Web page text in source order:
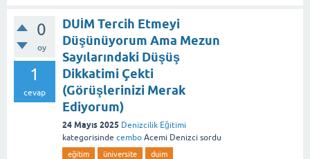
0
oy
1
cevap
DUİM Tercih Etmeyi
Düşünüyorum Ama Mezun
Sayılarındaki Düşüş
Dikkatimi Çekti
(Görüşlerinizi Merak
Ediyorum)
24 Mayıs 2025 Denizcilik Eğitimi
kategorisinde cembo Acemi Denizci sordu
eğitim üniversite
duim